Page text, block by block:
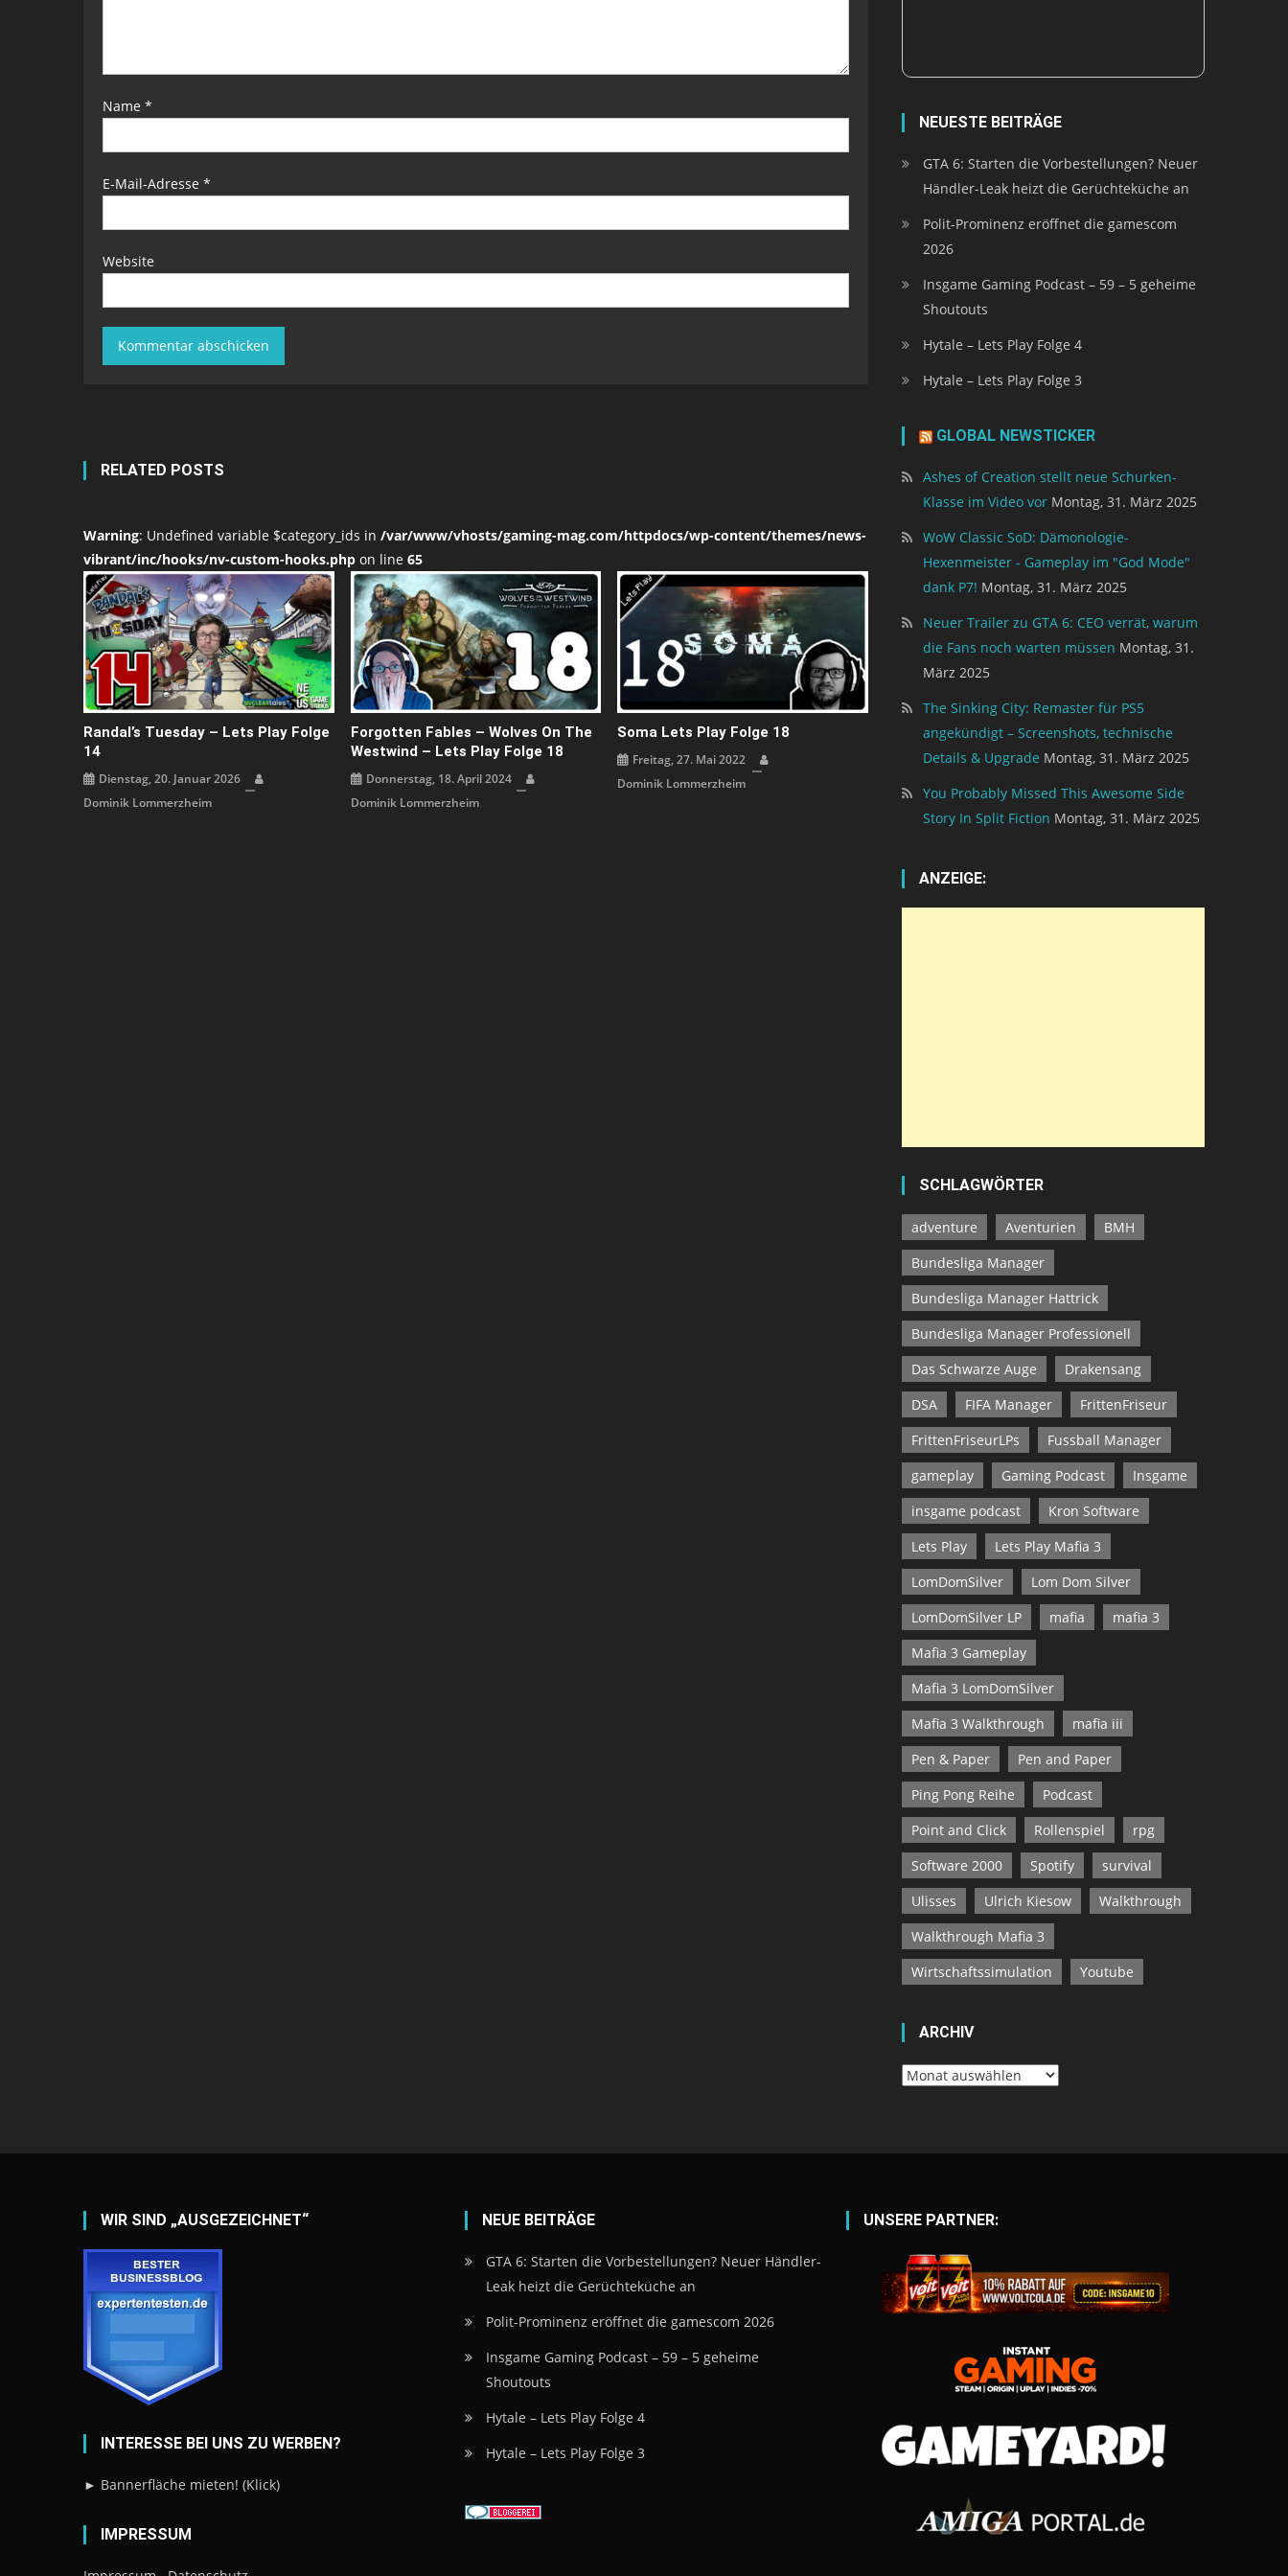
Name *
E-Mail-Adresse *
Website
RELATED POSTS
Warning: Undefined variable $category_ids in /var/www/vhosts/gaming-mag.com/httpdocs/wp-content/themes/news-
vibrant/inc/hooks/nv-custom-hooks.php on line 65
Randal’s Tuesday – Lets Play Folge
14
Dienstag, 20. Januar 2026
Dominik Lommerzheim
Forgotten Fables – Wolves On The
Westwind – Lets Play Folge 18
Donnerstag, 18. April 2024
Dominik Lommerzheim
Soma Lets Play Folge 18
Freitag, 27. Mai 2022
Dominik Lommerzheim
NEUESTE BEITRÄGE
GTA 6: Starten die Vorbestellungen? Neuer
Händler-Leak heizt die Gerüchteküche an
Polit-Prominenz eröffnet die gamescom
2026
Insgame Gaming Podcast – 59 – 5 geheime
Shoutouts
Hytale – Lets Play Folge 4
Hytale – Lets Play Folge 3
GLOBAL NEWSTICKER
Ashes of Creation stellt neue Schurken-
Klasse im Video vor Montag, 31. März 2025
WoW Classic SoD: Dämonologie-
Hexenmeister - Gameplay im "God Mode"
dank P7! Montag, 31. März 2025
Neuer Trailer zu GTA 6: CEO verrät, warum
die Fans noch warten müssen Montag, 31.
März 2025
The Sinking City: Remaster für PS5
angekündigt – Screenshots, technische
Details & Upgrade Montag, 31. März 2025
You Probably Missed This Awesome Side
Story In Split Fiction Montag, 31. März 2025
ANZEIGE:
SCHLAGWÖRTER
adventure Aventurien
BMH
Bundesliga Manager
Bundesliga Manager Hattrick
Bundesliga Manager Professionell
Das Schwarze Auge
Drakensang
DSA
FIFA Manager
FrittenFriseur
FrittenFriseurLPs
Fussball Manager
gameplay
Gaming Podcast
Insgame
insgame podcast
Kron Software
Lets Play
Lets Play Mafia 3
LomDomSilver
Lom Dom Silver
LomDomSilver LP
mafia
mafia 3
Mafia 3 Gameplay
Mafia 3 LomDomSilver
Mafia 3 Walkthrough
mafia iii
Pen & Paper
Pen and Paper
Ping Pong Reihe
Podcast
Point and Click
Rollenspiel
rpg
Software 2000
Spotify
survival
Ulisses
Ulrich Kiesow
Walkthrough
Walkthrough Mafia 3
Wirtschaftssimulation
Youtube
ARCHIV
Archiv
WIR SIND „AUSGEZEICHNET“
INTERESSE BEI UNS ZU WERBEN?
► Bannerfläche mieten! (Klick)
IMPRESSUM
NEUE BEITRÄGE
GTA 6: Starten die Vorbestellungen? Neuer Händler-
Leak heizt die Gerüchteküche an
Polit-Prominenz eröffnet die gamescom 2026
Insgame Gaming Podcast – 59 – 5 geheime
Shoutouts
Hytale – Lets Play Folge 4
Hytale – Lets Play Folge 3
UNSERE PARTNER: